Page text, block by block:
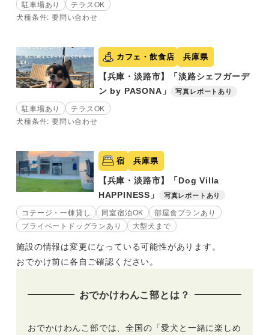
駐車場あり
テラスOK
犬種条件: 要問い合わせ
カフェ・飲食店 兵庫県
【兵庫・淡路市】「淡路シェフガーデ
ン by PASONA」
写真レポートあり
駐車場あり
テラスOK
犬種条件: 要問い合わせ
宿 兵庫県
【兵庫・淡路市】「Dog Villa
HAPPINESS」
写真レポートあり
コテージ・一棟貸し 同室宿泊OK
部屋食プランあり
プライベートドッグランあり
大型犬まで
施設の情報は変更になっている可能性があります。
おでかけ前に各自ご確認ください。
おでかけわんこ部とは？
おでかけわんこ部では、全国の「愛犬と一緒に楽しめ